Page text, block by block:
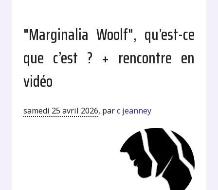
"Marginalia Woolf", qu’est-ce
que c’est ? + rencontre en
vidéo
samedi 25 avril 2026, parc jeanney